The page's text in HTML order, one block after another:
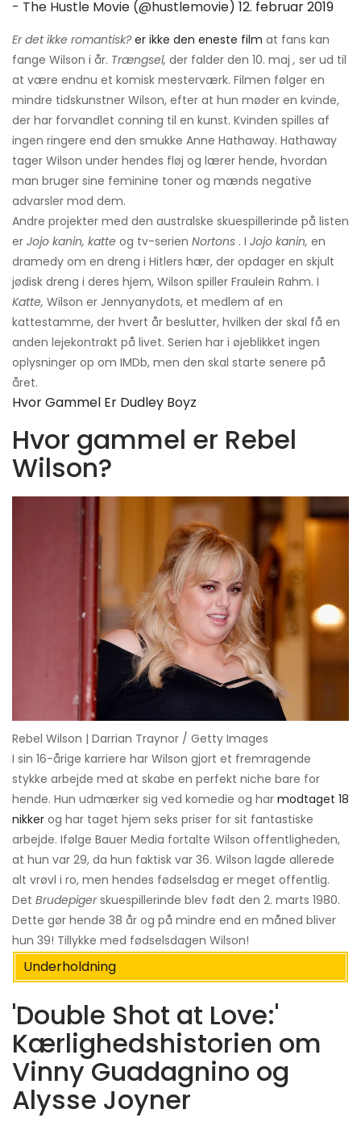
- The Hustle Movie (@hustlemovie) 12. februar 2019
Er det ikke romantisk? er ikke den eneste film at fans kan
fange Wilson i år. Trængsel, der falder den 10. maj , ser ud til
at være endnu et komisk mesterværk. Filmen følger en
mindre tidskunstner Wilson, efter at hun møder en kvinde,
der har forvandlet conning til en kunst. Kvinden spilles af
ingen ringere end den smukke Anne Hathaway. Hathaway
tager Wilson under hendes fløj og lærer hende, hvordan
man bruger sine feminine toner og mænds negative
advarsler mod dem.
Andre projekter med den australske skuespillerinde på listen
er Jojo kanin, katte og tv-serien Nortons . I Jojo kanin, en
dramedy om en dreng i Hitlers hær, der opdager en skjult
jødisk dreng i deres hjem, Wilson spiller Fraulein Rahm. I
Katte, Wilson er Jennyanydots, et medlem af en
kattestamme, der hvert år beslutter, hvilken der skal få en
anden lejekontrakt på livet. Serien har i øjeblikket ingen
oplysninger op om IMDb, men den skal starte senere på
året.
Hvor Gammel Er Dudley Boyz
Hvor gammel er Rebel
Wilson?
Rebel Wilson | Darrian Traynor / Getty Images
I sin 16-årige karriere har Wilson gjort et fremragende
stykke arbejde med at skabe en perfekt niche bare for
hende. Hun udmærker sig ved komedie og har modtaget 18
nikker og har taget hjem seks priser for sit fantastiske
arbejde. Ifølge Bauer Media fortalte Wilson offentligheden,
at hun var 29, da hun faktisk var 36. Wilson lagde allerede
alt vrøvl i ro, men hendes fødselsdag er meget offentlig.
Det Brudepigerskuespillerinde blev født den 2. marts 1980.
Dette gør hende 38 år og på mindre end en måned bliver
hun 39! Tillykke med fødselsdagen Wilson!
Underholdning
'Double Shot at Love:'
Kærlighedshistorien om
Vinny Guadagnino og
Alysse Joyner